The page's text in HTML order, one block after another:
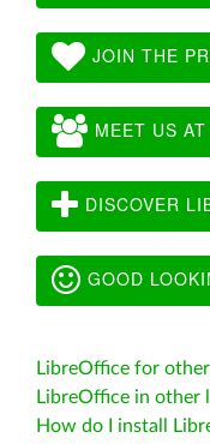
JOIN THE
MEET US
DISCOVER
GOOD
LibreOffice for
LibreOffice in other
How do I install